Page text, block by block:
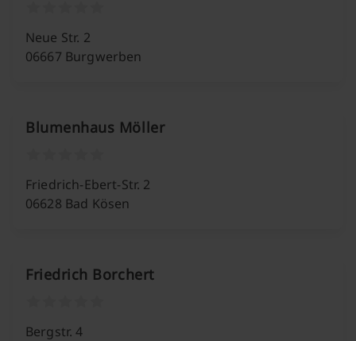
Neue Str. 2
06667 Burgwerben
Blumenhaus Möller
Friedrich-Ebert-Str. 2
06628 Bad Kösen
Friedrich Borchert
Bergstr. 4